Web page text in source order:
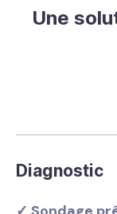
Une
Diagnostic